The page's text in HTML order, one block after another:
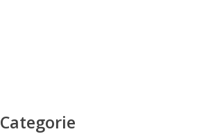
Categorie